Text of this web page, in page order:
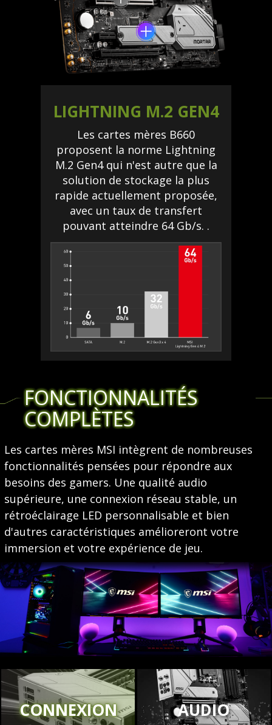
LIGHTNING M.2 GEN4
Les cartes mères B660
proposent la norme Lightning
M.2 Gen4 qui n'est autre que la
solution de stockage la plus
rapide actuellement proposée,
avec un taux de transfert
pouvant atteindre 64 Gb/s. .
FONCTIONNALITÉS
COMPLÈTES
Les cartes mères MSI intègrent de nombreuses
fonctionnalités pensées pour répondre aux
besoins des gamers. Une qualité audio
supérieure, une connexion réseau stable, un
rétroéclairage LED personnalisable et bien
d'autres caractéristiques amélioreront votre
immersion et votre expérience de jeu.
CONNEXION AUDIO